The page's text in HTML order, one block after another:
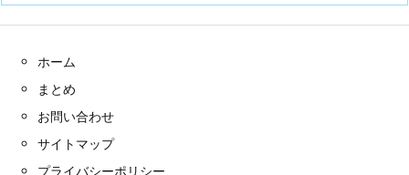
ホーム
まとめ
お問い合わせ
サイトマップ
プライバシーポリシー